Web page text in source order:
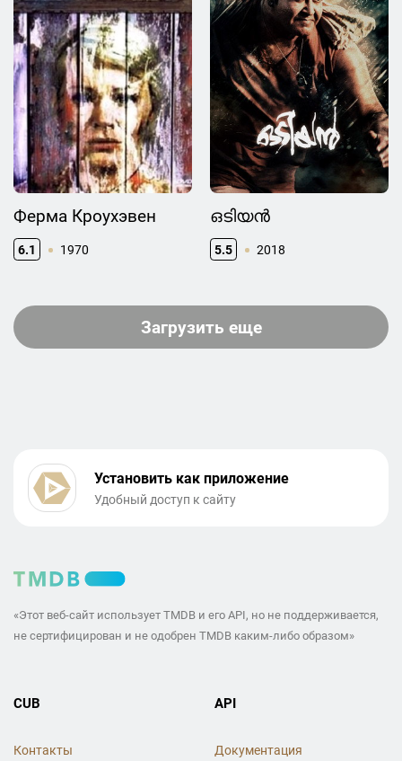
Ферма Кроухэвен
6.1 1970
ഒടിയന്‍
5.5 2018
Загрузить еще
Установить как приложение
Удобный доступ к сайту
«Этот веб-сайт использует TMDB и его API, но не поддерживается,
не сертифицирован и не одобрен TMDB каким-либо образом»
CUB
Контакты
API
Документация